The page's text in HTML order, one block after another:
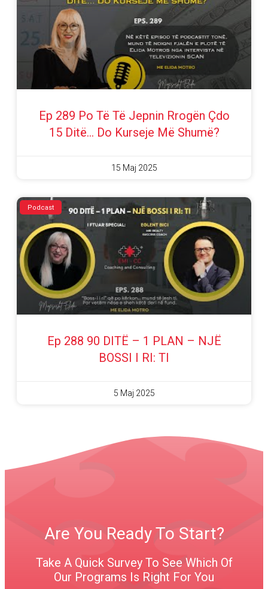
Ep 289 Po Të Të Jepnin Rrogën Çdo
15 Ditë… Do Kurseje Më Shumë?
15 Maj 2025
Podcast
Ep 288 90 DITË – 1 PLAN – NJË
BOSSI I RI: TI
5 Maj 2025
Are You Ready To Start?
Take A Quick Survey To See Which Of
Our Programs Is Right For You